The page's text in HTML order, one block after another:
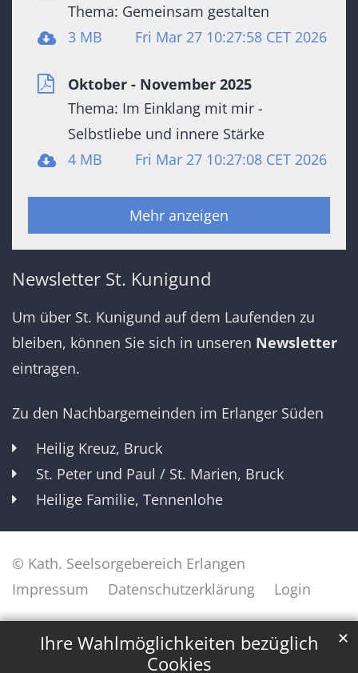
Ihre Wahlmöglichkeiten bezüglich
Cookies
✕
Thema: Gemeinsam gestalten
3 MB
Fri Mar 27 10:27:58 CET 2026
Oktober - November 2025
Thema: Im Einklang mit mir -
Selbstliebe und innere Stärke
4 MB
Fri Mar 27 10:27:08 CET 2026
Mehr anzeigen
Newsletter St. Kunigund
Um über St. Kunigund auf dem Laufenden zu
bleiben, können Sie sich in unseren Newsletter
eintragen.
Zu den Nachbargemeinden im Erlanger Süden
Heilig Kreuz, Bruck
St. Peter und Paul / St. Marien, Bruck
Heilige Familie, Tennenlohe
© Kath. Seelsorgebereich Erlangen
Impressum
Datenschutzerklärung Login